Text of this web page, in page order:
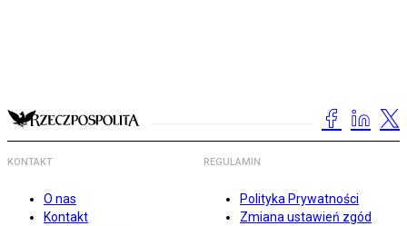
KONTAKT
O nas
Kontakt
REGULAMIN
Polityka Prywatności
Zmiana ustawień zgód